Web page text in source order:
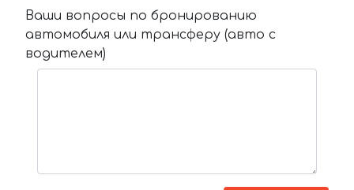
Ваши вопросы по бронированию
автомобиля или трансферу (авто с
водителем)